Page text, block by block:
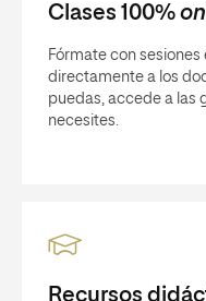
Clases 100%
Fórmate con
directamente a los
puedas, accede a las
necesites.
Recursos